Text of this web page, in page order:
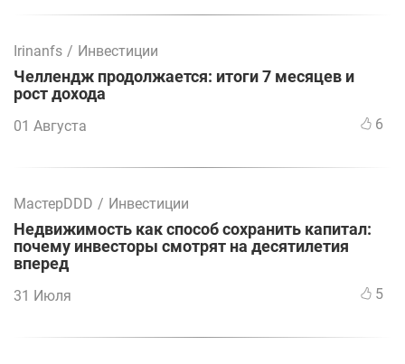
Irinanfs / Инвестиции
Челлендж продолжается: итоги 7 месяцев и
рост дохода
01 Августа 6
МастерDDD / Инвестиции
Недвижимость как способ сохранить капитал:
почему инвесторы смотрят на десятилетия
вперед
31 Июля 5